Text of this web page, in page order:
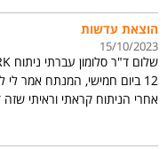
הוצאת עדשות
15/10/2023
12 ביום חמישי, המנתח אמר
אחרי הניתוח קראתי וראיתי